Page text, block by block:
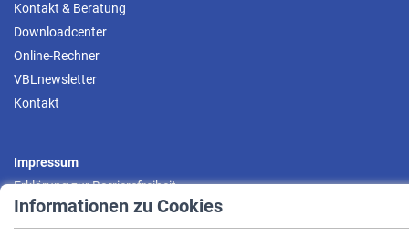
Informationen zu Cookies
Kontakt & Beratung
Downloadcenter
Online-Rechner
VBLnewsletter
Kontakt
Impressum
Erklärung zur Barrierefreiheit
Datenschutz
Cookie-Policy